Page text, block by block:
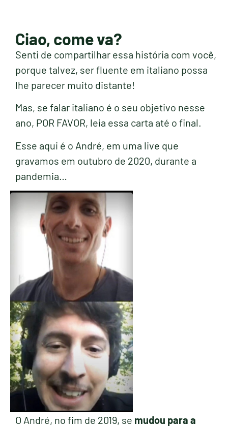
Ciao, come va?
Senti de compartilhar essa história com você,
porque talvez, ser fluente em italiano possa
lhe parecer muito distante!
Mas, se falar italiano é o seu objetivo nesse
ano, POR FAVOR, leia essa carta até o final.
Esse aqui é o André, em uma live que
gravamos em outubro de 2020, durante a
pandemia…
O André, no fim de 2019, se mudou para a